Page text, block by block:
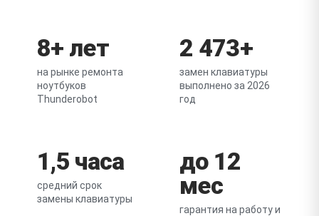
8+ лет
на рынке ремонта
ноутбуков
Thunderobot
2 473+
замен клавиатуры
выполнено за 2026
год
1,5 часа
средний срок
замены клавиатуры
до 12
мес
гарантия на работу и